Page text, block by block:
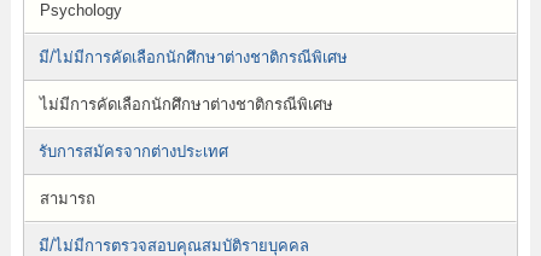
Psychology
มี/ไม่มีการคัดเลือกนักศึกษาต่างชาติกรณีพิเศษ
ไม่มีการคัดเลือกนักศึกษาต่างชาติกรณีพิเศษ
รับการสมัครจากต่างประเทศ
สามารถ
มี/ไม่มีการตรวจสอบคุณสมบัติรายบุคคล